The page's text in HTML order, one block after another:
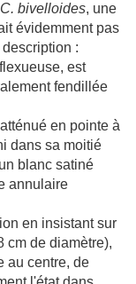
C. bivelloides, une
évidemment pas
:
est
fendillée
en pointe à
dans sa moitié
blanc satiné
annulaire
en insistant sur
cm de diamètre),
au centre, de